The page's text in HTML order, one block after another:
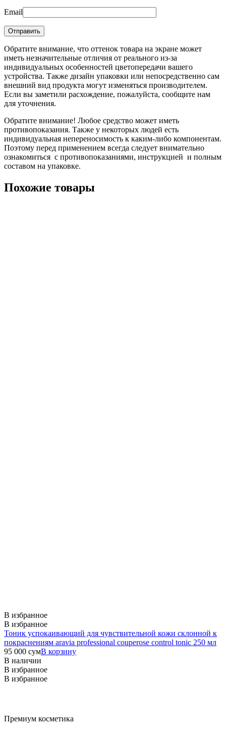
Email
Обратите внимание, что оттенок товара на экране может
иметь незначительные отличия от реального из-за
индивидуальных особенностей цветопередачи вашего
устройства. Также дизайн упаковки или непосредственно сам
внешний вид продукта могут изменяться производителем.
Если вы заметили расхождение, пожалуйста, сообщите нам
для уточнения.
Обратите внимание! Любое средство может иметь
противопоказания. Также у некоторых людей есть
индивидуальная непереносимость к каким-либо компонентам.
Поэтому перед применением всегда следует внимательно
ознакомиться с противопоказаниями, инструкцией и полным
составом на упаковке.
Похожие товары
В избранное
В избранное
Тоник успокаивающий для чувствительной кожи склонной к
покраснениям aravia professional couperose control tonic 250 мл
95 000 сумВ корзину
В наличии
В избранное
В избранное
Премиум косметика